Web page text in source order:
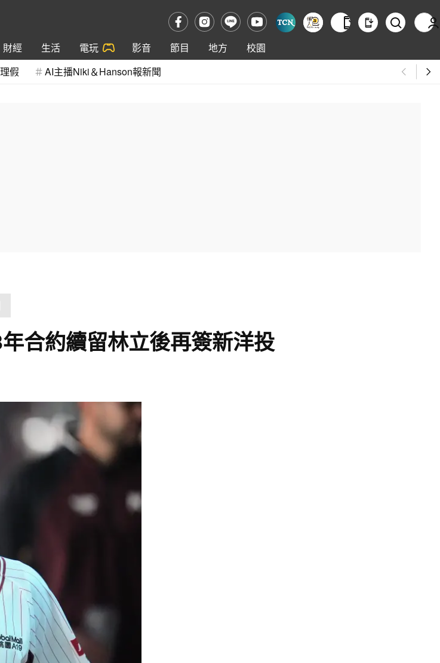
財經 生活 電玩 影音 節目 地方
校園
假 AI主播Niki＆Hanson報新聞
合約續留林立後再簽新洋投